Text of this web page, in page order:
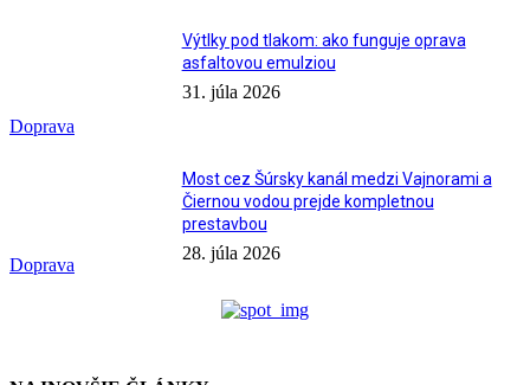
Doprava
Výtlky pod tlakom: ako funguje oprava
asfaltovou emulziou
31. júla 2026
Doprava
Most cez Šúrsky kanál medzi Vajnorami a
Čiernou vodou prejde kompletnou
prestavbou
28. júla 2026